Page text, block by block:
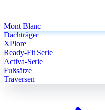
Mont Blanc
Dachträger
XPlore
Ready-Fit Serie
Activa-Serie
Fußsätze
Traversen